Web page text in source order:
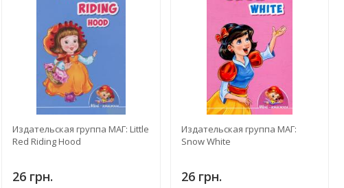
Издательская группа МАГ: Little
Red Riding Hood
26 грн.
Издательская группа МАГ:
Snow White
26 грн.